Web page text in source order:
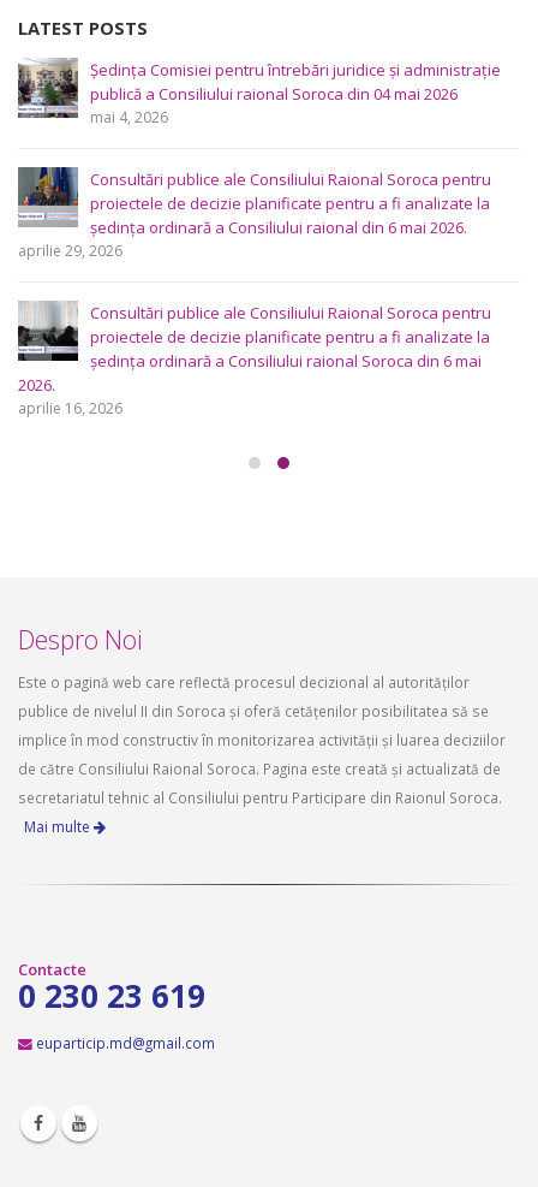
LATEST POSTS
Ședința Comisiei pentru întrebări juridice şi administraţie
publică a Consiliului raional Soroca din 04 mai 2026
mai 4, 2026
Consultări publice ale Consiliului Raional Soroca pentru
proiectele de decizie planificate pentru a fi analizate la
ședința ordinară a Consiliului raional din 6 mai 2026.
aprilie 29, 2026
Consultări publice ale Consiliului Raional Soroca pentru
proiectele de decizie planificate pentru a fi analizate la
ședința ordinară a Consiliului raional Soroca din 6 mai
2026.
aprilie 16, 2026
Despro Noi
Este o pagină web care reflectă procesul decizional al autorităților
publice de nivelul II din Soroca și oferă cetățenilor posibilitatea să se
implice în mod constructiv în monitorizarea activității și luarea deciziilor
de către Consiliului Raional Soroca. Pagina este creată și actualizată de
secretariatul tehnic al Consiliului pentru Participare din Raionul Soroca.
Mai multe
Contacte
0 230 23 619
euparticip.md@gmail.com